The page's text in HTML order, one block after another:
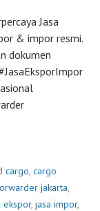
Jasa
& impor resmi.
dokumen
cargo, cargo
jakarta,
ekspor, jasa impor,